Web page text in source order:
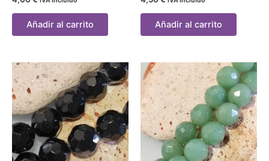
Añadir al carrito Añadir al carrito